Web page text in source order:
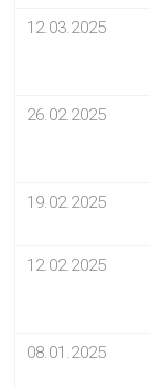
12.03.2025
26.02.2025
19.02.2025
12.02.2025
08.01.2025